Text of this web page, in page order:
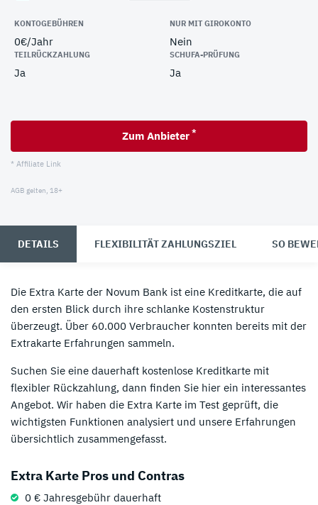
KONTOGEBÜHREN
0€/Jahr
NUR MIT GIROKONTO
Nein
TEILRÜCKZAHLUNG
Ja
SCHUFA-PRÜFUNG
Ja
Zum Anbieter *
* Affiliate Link
AGB gelten, 18+
DETAILS FLEXIBILITÄT ZAHLUNGSZIEL SO
Die Extra Karte der Novum Bank ist eine Kreditkarte, die auf
den ersten Blick durch ihre schlanke Kostenstruktur
überzeugt. Über 60.000 Verbraucher konnten bereits mit der
Extrakarte Erfahrungen sammeln.
Suchen Sie eine dauerhaft kostenlose Kreditkarte mit
flexibler Rückzahlung, dann finden Sie hier ein interessantes
Angebot. Wir haben die Extra Karte im Test geprüft, die
wichtigsten Funktionen analysiert und unsere Erfahrungen
übersichtlich zusammengefasst.
Extra Karte Pros und Contras
0 € Jahresgebühr dauerhaft